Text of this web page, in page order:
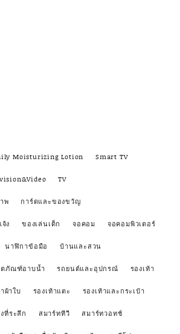
Moisturizing Lotion Smart TV
TV
พ การ์ดและของขวัญ
ง ของเล่นเด็ก จอคอม จอคอมพิวเตอร์
นาฬิกาข้อมือ บ้านและสวน
ตภัณฑ์อาบน้ำ รถยนต์และอุปกรณ์ รองเท้า
ผ้าใบ รองเท้าแตะ รองเท้าและกระเป๋า
ที่ระลึก สมาร์ททีวี สมาร์ทวอทช์